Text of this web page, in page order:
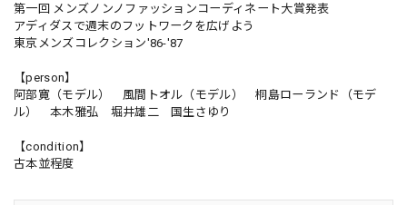
第一回 メンズノンノファッションコーディネート大賞発表
アディダスで週末のフットワークを広げよう
東京メンズコレクション'86-'87
【person】
阿部寛（モデル） 風間トオル（モデル） 桐島ローランド（モデ
ル） 本木雅弘 堀井雄二 国生さゆり
【condition】
古本並程度